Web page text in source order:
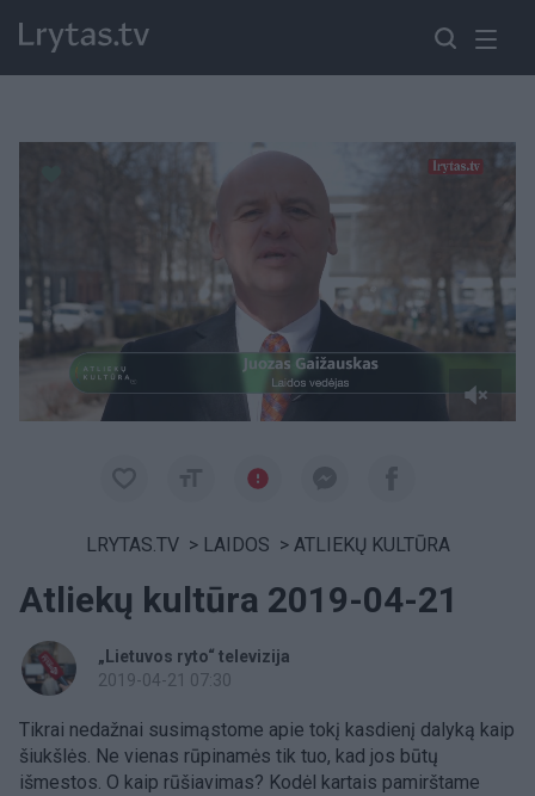
LRYTAS.TV > LAIDOS > ATLIEKŲ KULTŪRA
Atliekų kultūra 2019-04-21
„Lietuvos ryto“ televizija
2019-04-21 07:30
Tikrai nedažnai susimąstome apie tokį kasdienį dalyką kaip
šiukšlės. Ne vienas rūpinamės tik tuo, kad jos būtų
išmestos. O kaip rūšiavimas? Kodėl kartais pamirštame